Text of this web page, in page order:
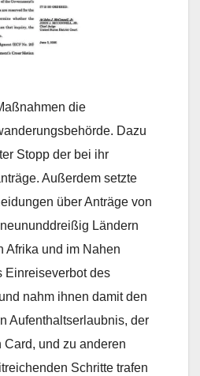
die
Dazu
Stopp der bei ihr
Außerdem setzte
über Anträge von
Ländern
Afrika und im Nahen
Einreiseverbot des
nahm ihnen damit den
Aufenthaltserlaubnis, der
und zu anderen
Schritte trafen